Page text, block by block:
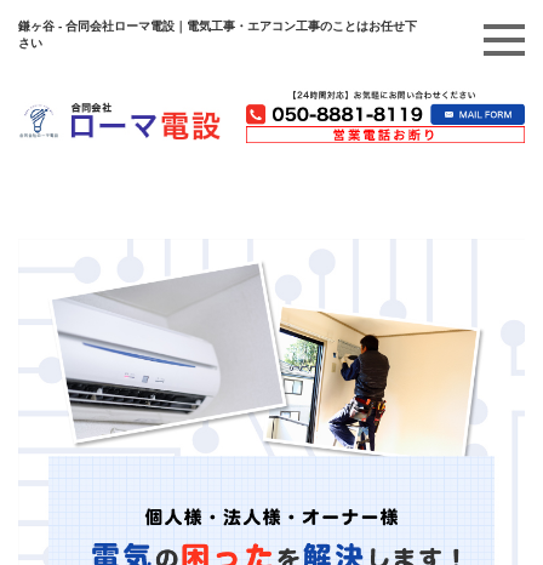
鎌ヶ谷 - 合同会社ローマ電設｜電気工事・エアコン工事のことはお任せ下
さい